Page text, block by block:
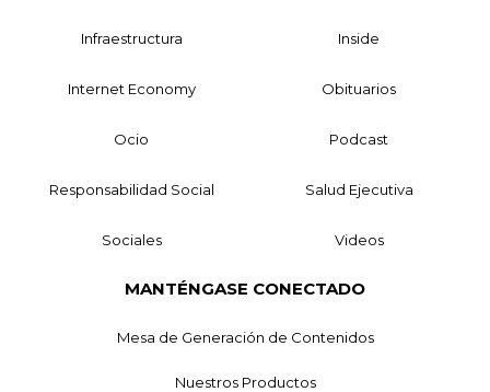
Infraestructura Inside
Internet Economy Obituarios
Ocio Podcast
Responsabilidad Social Salud Ejecutiva
Sociales Videos
MANTÉNGASE CONECTADO
Mesa de Generación de Contenidos
Nuestros Productos